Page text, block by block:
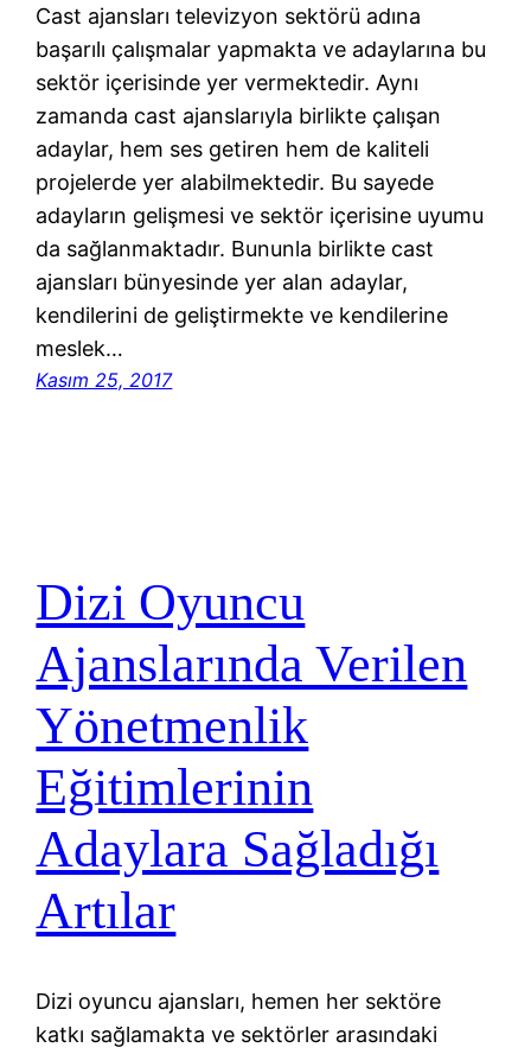
Cast ajansları televizyon sektörü adına
başarılı çalışmalar yapmakta ve adaylarına bu
sektör içerisinde yer vermektedir. Aynı
zamanda cast ajanslarıyla birlikte çalışan
adaylar, hem ses getiren hem de kaliteli
projelerde yer alabilmektedir. Bu sayede
adayların gelişmesi ve sektör içerisine uyumu
da sağlanmaktadır. Bununla birlikte cast
ajansları bünyesinde yer alan adaylar,
kendilerini de geliştirmekte ve kendilerine
meslek…
Kasım 25, 2017
Dizi Oyuncu
Ajanslarında Verilen
Yönetmenlik
Eğitimlerinin
Adaylara Sağladığı
Artılar
Dizi oyuncu ajansları, hemen her sektöre
katkı sağlamakta ve sektörler arasındaki